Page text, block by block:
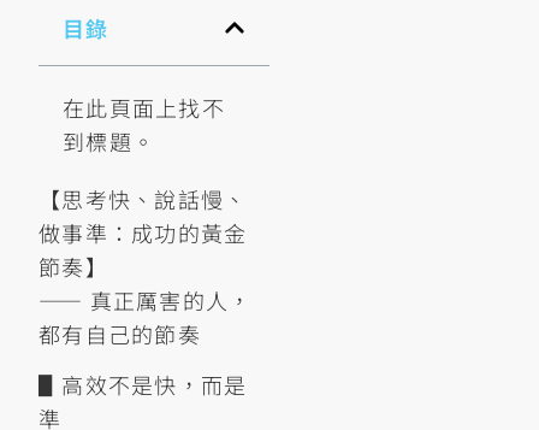
目錄
在此頁面上找不
到標題。
【思考快、說話慢、
做事準：成功的黃金
節奏】
—— 真正厲害的人，
都有自己的節奏
▋高效不是快，而是
準